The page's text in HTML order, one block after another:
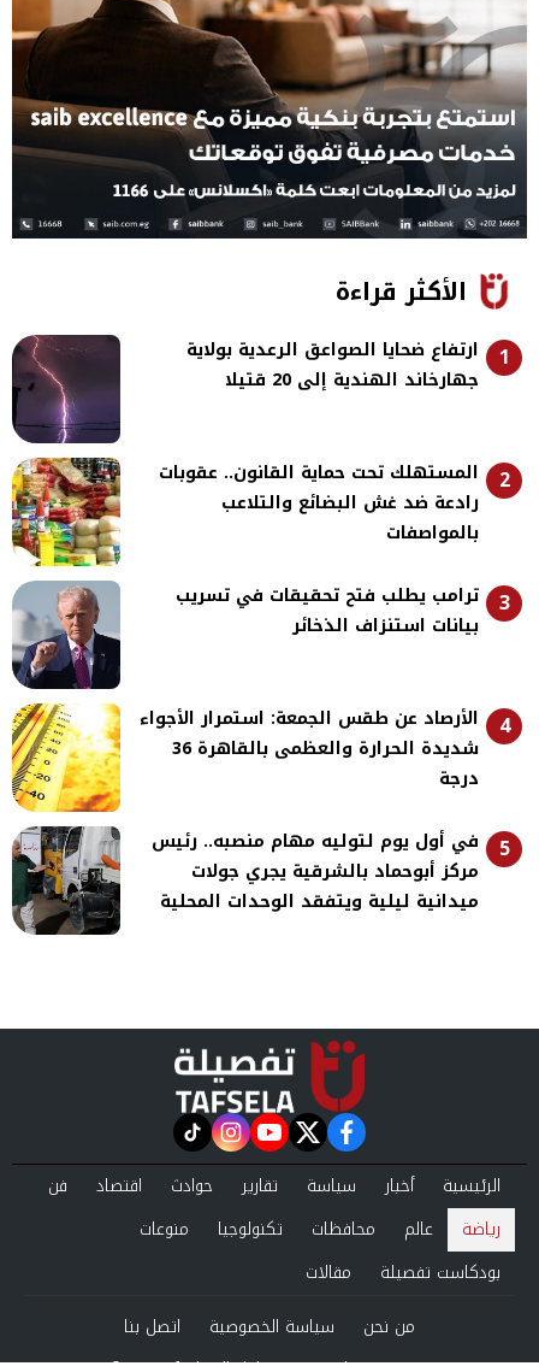
الأكثر قراءة
1
ارتفاع ضحايا الصواعق الرعدية بولاية
جهارخاند الهندية إلى 20 قتيلا
2
المستهلك تحت حماية القانون.. عقوبات
رادعة ضد غش البضائع والتلاعب
بالمواصفات
3
ترامب يطلب فتح تحقيقات في تسريب
بيانات استنزاف الذخائر
4
الأرصاد عن طقس الجمعة: استمرار الأجواء
شديدة الحرارة والعظمى بالقاهرة 36
درجة
5
في أول يوم لتوليه مهام منصبه.. رئيس
مركز أبوحماد بالشرقية يجري جولات
ميدانية ليلية ويتفقد الوحدات المحلية
facebook
twitter
youtube
instagram
tiktok
الرئيسية أخبار سياسة تقارير حوادث اقتصاد
فن
رياضة
عالم محافظات تكنولوجيا
منوعات
بودكاست تفصيلة
مقالات
من نحن
سياسة الخصوصية اتصل بنا